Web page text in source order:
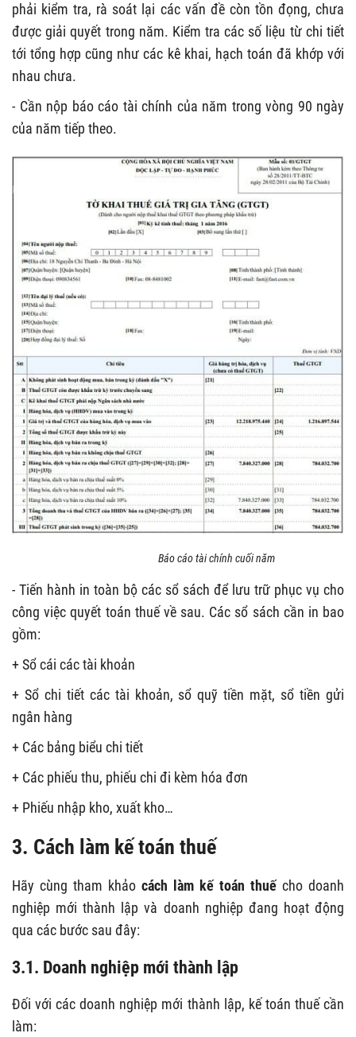
phải kiểm tra, rà soát lại các vấn đề còn tồn đọng, chưa
được giải quyết trong năm. Kiểm tra các số liệu từ chi tiết
tới tổng hợp cũng như các kê khai, hạch toán đã khớp với
nhau chưa.
- Cần nộp báo cáo tài chính của năm trong vòng 90 ngày
của năm tiếp theo.
Báo cáo tài chính cuối năm
- Tiến hành in toàn bộ các sổ sách để lưu trữ phục vụ cho
công việc quyết toán thuế về sau. Các sổ sách cần in bao
gồm:
+ Sổ cái các tài khoản
+ Sổ chi tiết các tài khoản, sổ quỹ tiền mặt, sổ tiền gửi
ngân hàng
+ Các bảng biểu chi tiết
+ Các phiếu thu, phiếu chi đi kèm hóa đơn
+ Phiếu nhập kho, xuất kho…
3. Cách làm kế toán thuế
Hãy cùng tham khảo cách làm kế toán thuếcho doanh
nghiệp mới thành lập và doanh nghiệp đang hoạt động
qua các bước sau đây:
3.1. Doanh nghiệp mới thành lập
Đối với các doanh nghiệp mới thành lập, kế toán thuế cần
làm: